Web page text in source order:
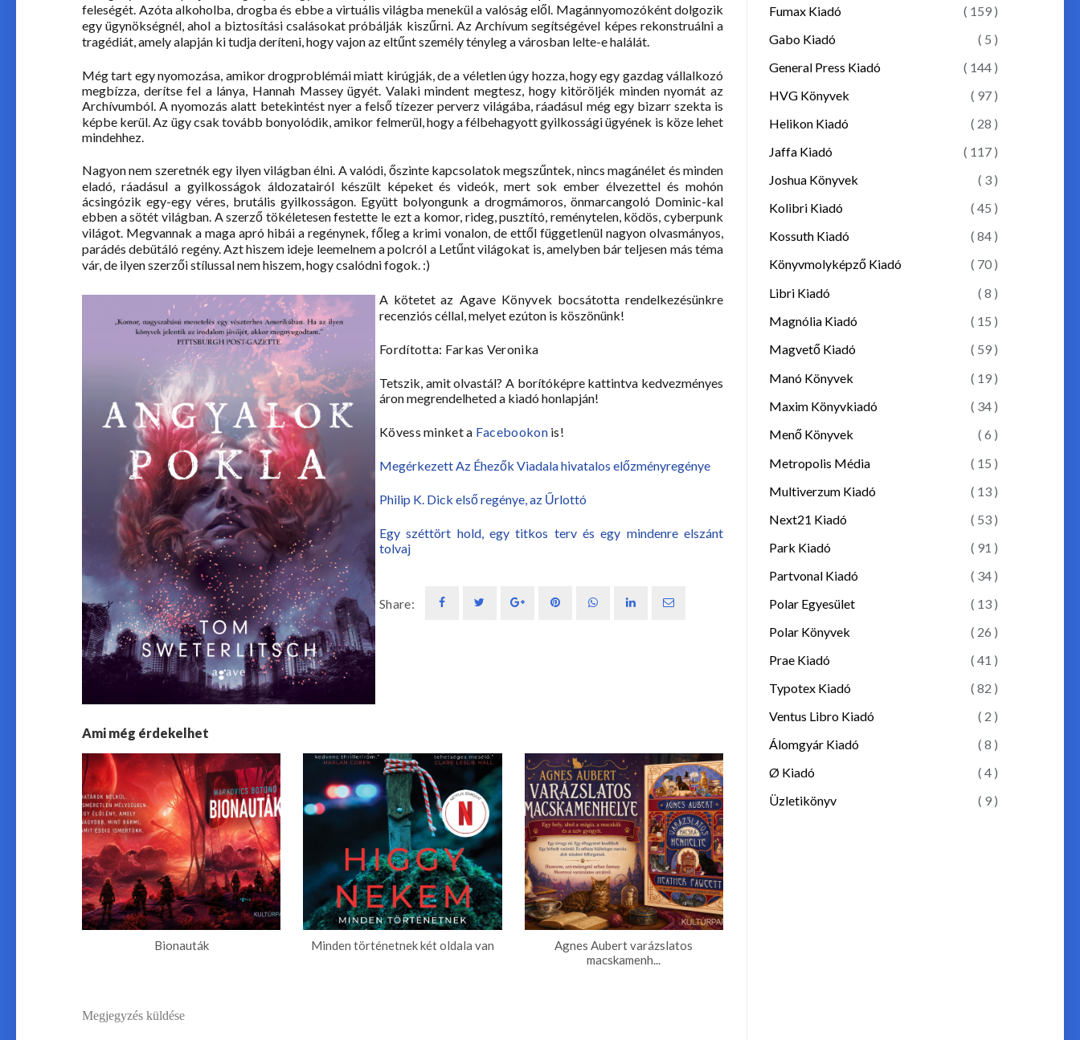
feleségét. Azóta alkoholba, drogba és ebbe a virtuális világba menekül a valóság elől. Magánnyomozóként dolgozik
egy ügynökségnél, ahol a biztosítási csalásokat próbálják kiszűrni. Az Archívum segítségével képes rekonstruálni a
tragédiát, amely alapján ki tudja deríteni, hogy vajon az eltűnt személy tényleg a városban lelte-e halálát.
Még tart egy nyomozása, amikor drogproblémái miatt kirúgják, de a véletlen úgy hozza, hogy egy gazdag vállalkozó
megbízza, derítse fel a lánya, Hannah Massey ügyét. Valaki mindent megtesz, hogy kitöröljék minden nyomát az
Archívumból. A nyomozás alatt betekintést nyer a felső tízezer perverz világába, ráadásul még egy bizarr szekta is
képbe kerül. Az ügy csak tovább bonyolódik, amikor felmerül, hogy a félbehagyott gyilkossági ügyének is köze lehet
mindehhez.
Nagyon nem szeretnék egy ilyen világban élni. A valódi, őszinte kapcsolatok megszűntek, nincs magánélet és minden
eladó, ráadásul a gyilkosságok áldozatairól készült képeket és videók, mert sok ember élvezettel és mohón
ácsingózik egy-egy véres, brutális gyilkosságon. Együtt bolyongunk a drogmámoros, önmarcangoló Dominic-kal
ebben a sötét világban. A szerző tökéletesen festette le ezt a komor, rideg, pusztító, reménytelen, ködös, cyberpunk
világot. Megvannak a maga apró hibái a regénynek, főleg a krimi vonalon, de ettől függetlenül nagyon olvasmányos,
parádés debütáló regény. Azt hiszem ideje leemelnem a polcról a Letűnt világokat is, amelyben bár teljesen más téma
vár, de ilyen szerzői stílussal nem hiszem, hogy csalódni fogok. :)
A kötetet az Agave Könyvek bocsátotta rendelkezésünkre
recenziós céllal, melyet ezúton is köszönünk!
Fordította: Farkas Veronika
Tetszik, amit olvastál? A borítóképre kattintva kedvezményes
áron megrendelheted a kiadó honlapján!
Kövess minket a Facebookonis!
Megérkezett Az Éhezők Viadala hivatalos előzményregénye
Philip K. Dick első regénye, az Űrlottó
Egy széttört hold, egy titkos terv és egy mindenre elszánt
tolvaj
Share:
Ami még érdekelhet
Bionauták Minden történetnek két oldala van
Agnes Aubert varázslatos
macskamenh...
Megjegyzés küldése
Fumax Kiadó
( 159 )
Gabo Kiadó
( 5 )
General Press Kiadó
( 144 )
HVG Könyvek
( 97 )
Helikon Kiadó
( 28 )
Jaffa Kiadó
( 117 )
Joshua Könyvek
( 3 )
Kolibri Kiadó
( 45 )
Kossuth Kiadó
( 84 )
Könyvmolyképző Kiadó
( 70 )
Libri Kiadó
( 8 )
Magnólia Kiadó
( 15 )
Magvető Kiadó
( 59 )
Manó Könyvek
( 19 )
Maxim Könyvkiadó
( 34 )
Menő Könyvek
( 6 )
Metropolis Média
( 15 )
Multiverzum Kiadó
( 13 )
Next21 Kiadó
( 53 )
Park Kiadó
( 91 )
Partvonal Kiadó
( 34 )
Polar Egyesület
( 13 )
Polar Könyvek
( 26 )
Prae Kiadó
( 41 )
Typotex Kiadó
( 82 )
Ventus Libro Kiadó
( 2 )
Álomgyár Kiadó
( 8 )
Ø Kiadó
( 4 )
Üzletikönyv
( 9 )